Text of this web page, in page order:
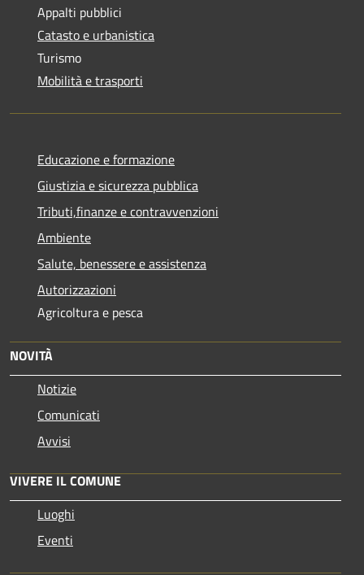
Appalti pubblici
Catasto e urbanistica
Turismo
Mobilità e trasporti
Educazione e formazione
Giustizia e sicurezza pubblica
Tributi,finanze e contravvenzioni
Ambiente
Salute, benessere e assistenza
Autorizzazioni
Agricoltura e pesca
NOVITÀ
Notizie
Comunicati
Avvisi
VIVERE IL COMUNE
Luoghi
Eventi